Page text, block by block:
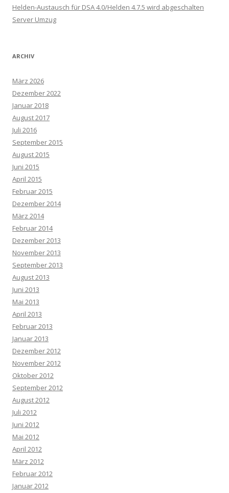
Helden-Austausch für DSA 4.0/Helden 4.7.5 wird abgeschalten
Server Umzug
ARCHIV
März 2026
Dezember 2022
Januar 2018
August 2017
Juli 2016
September 2015
August 2015
Juni 2015
April 2015
Februar 2015
Dezember 2014
März 2014
Februar 2014
Dezember 2013
November 2013
September 2013
August 2013
Juni 2013
Mai 2013
April 2013
Februar 2013
Januar 2013
Dezember 2012
November 2012
Oktober 2012
September 2012
August 2012
Juli 2012
Juni 2012
Mai 2012
April 2012
März 2012
Februar 2012
Januar 2012